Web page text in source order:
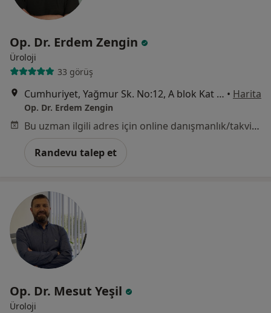
Op. Dr. Erdem Zengin
Üroloji
33 görüş
Cumhuriyet, Yağmur Sk. No:12, A blok Kat 6 Daire 11, Nilüfer • Harita
Op. Dr. Erdem Zengin
Bu uzman ilgili adres için online danışmanlık/takvim sunmuyor.
Randevu talep et
Op. Dr. Mesut Yeşil
Üroloji